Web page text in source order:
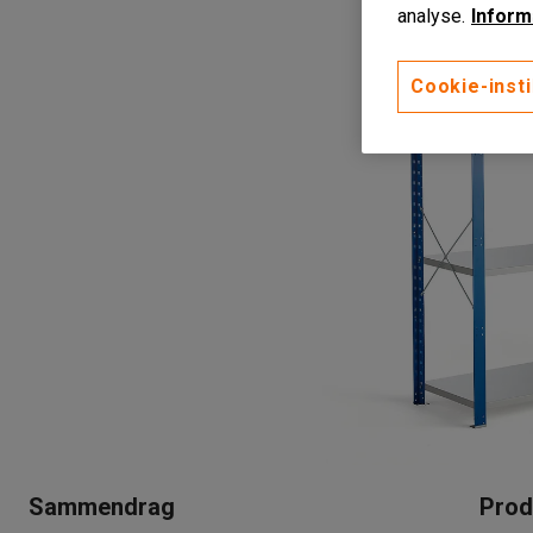
Sammendrag
analyse.
Cookie-